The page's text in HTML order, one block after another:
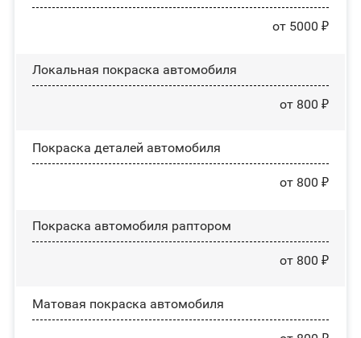
от 5000 ₽
Локальная покраска автомобиля
от 800 ₽
Покраска деталей автомобиля
от 800 ₽
Покраска автомобиля раптором
от 800 ₽
Матовая покраска автомобиля